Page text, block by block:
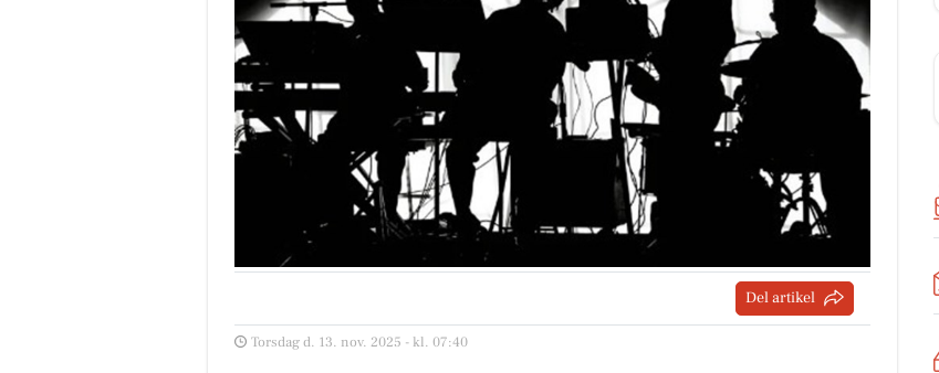
Del artikel
Torsdag d. 13. nov. 2025 - kl. 07:40